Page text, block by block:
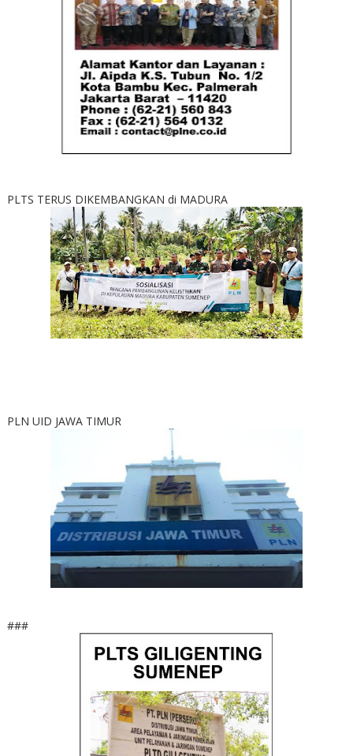
PLTS TERUS DIKEMBANGKAN di MADURA
PLN UID JAWA TIMUR
###